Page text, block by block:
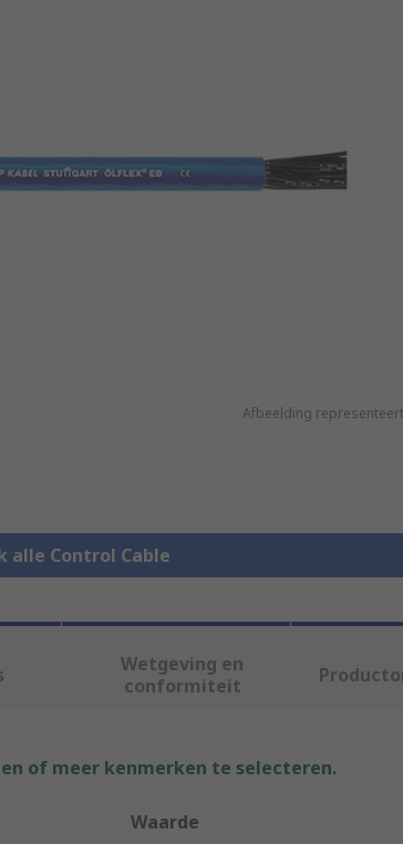
Afbeelding
alle Control Cable
Wetgeving en
conformiteit
of meer kenmerken te selecteren.
Waarde